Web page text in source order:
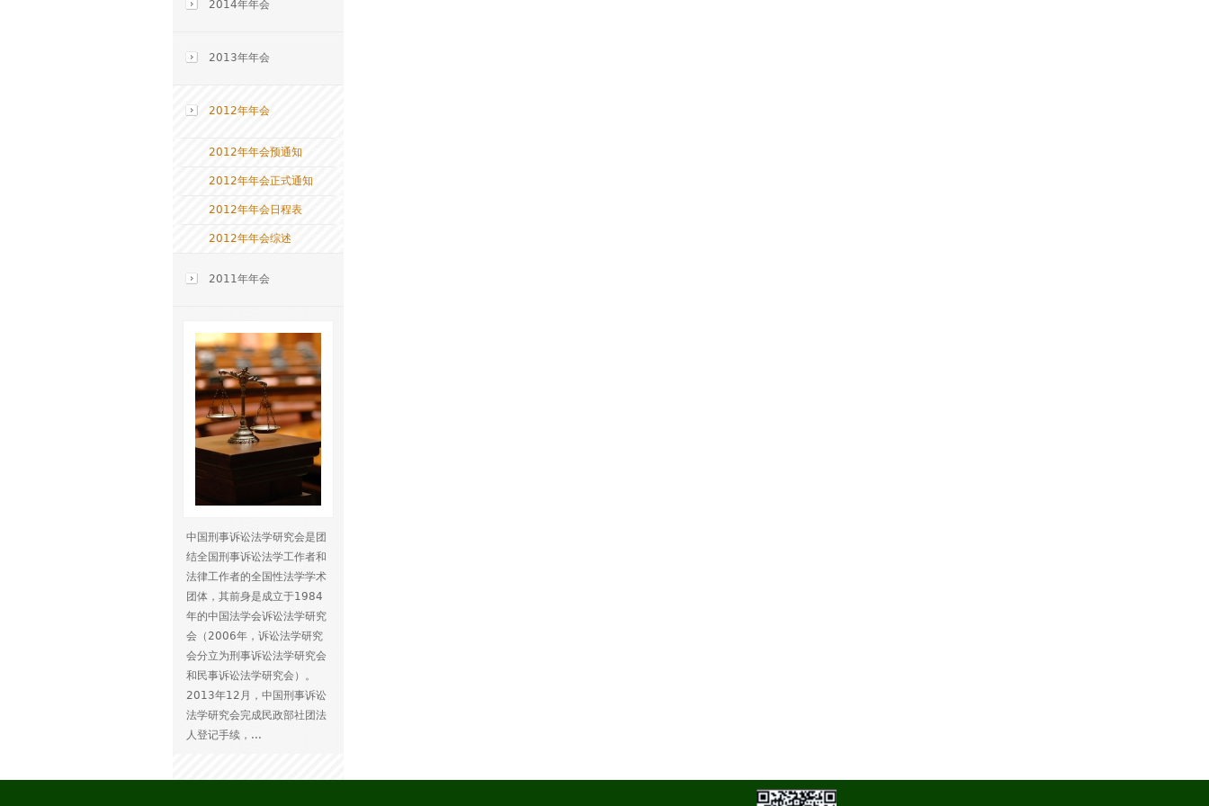
2014年年会
2013年年会
2012年年会
2012年年会预通知
2012年年会正式通知
2012年年会日程表
2012年年会综述
2011年年会
中国刑事诉讼法学研究会是团
结全国刑事诉讼法学工作者和
法律工作者的全国性法学学术
团体，其前身是成立于1984
年的中国法学会诉讼法学研究
会（2006年，诉讼法学研究
会分立为刑事诉讼法学研究会
和民事诉讼法学研究会）。
2013年12月，中国刑事诉讼
法学研究会完成民政部社团法
人登记手续，...